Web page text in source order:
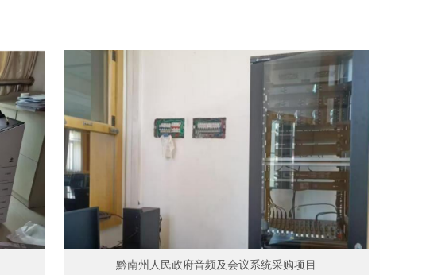
黔南州人民政府音频及会议系统采购项目